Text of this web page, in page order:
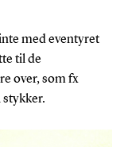
med eventyret
til de
over, som fx
stykker.